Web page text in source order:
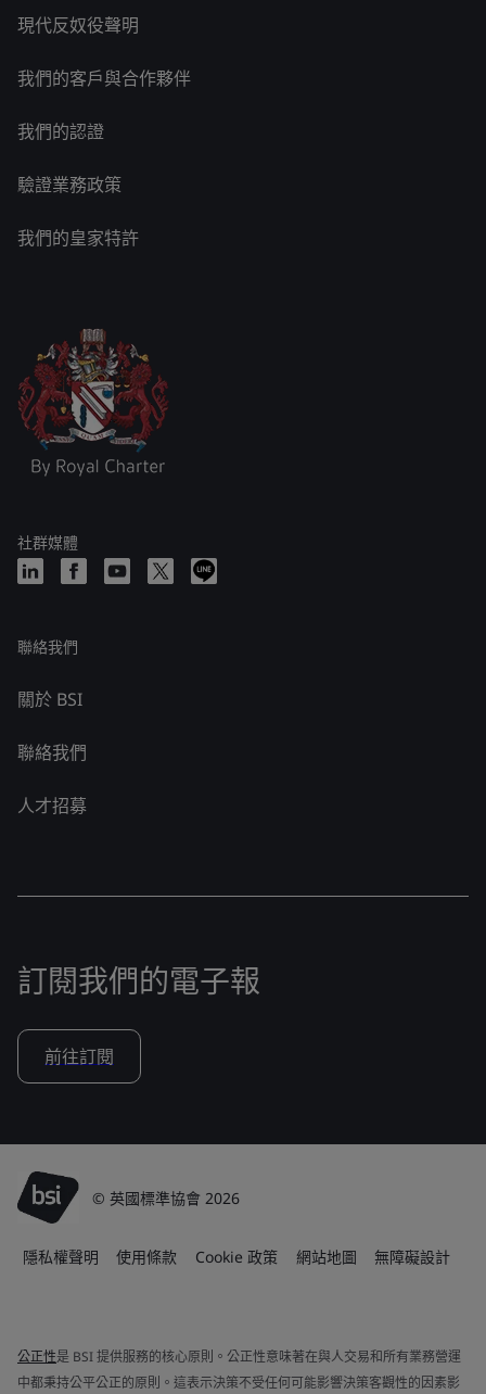
現代反奴役聲明
我們的客戶與合作夥伴
我們的認證
驗證業務政策
我們的皇家特許
社群媒體
聯絡我們
關於 BSI
聯絡我們
人才招募
訂閱我們的電子報
前往訂閱
© 英國標準協會 2026
隱私權聲明 使用條款 Cookie 政策 網站地圖 無障礙設計
公正性是 BSI 提供服務的核心原則。公正性意味著在與人交易和所有業務營運
中都秉持公平公正的原則。這表示決策不受任何可能影響決策客觀性的因素影